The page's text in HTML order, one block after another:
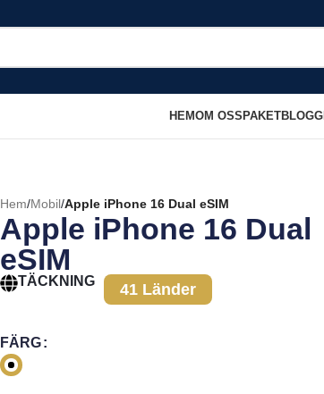
HEMOM OSS PAKETBLOGG
Hem/Mobil/Apple iPhone 16 Dual eSIM
Apple iPhone 16 Dual
eSIM
TÄCKNING 41 Länder
FÄRG